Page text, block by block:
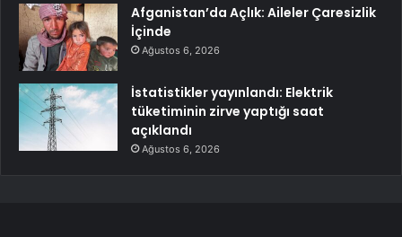
Afganistan’da Açlık: Aileler Çaresizlik
İçinde
Ağustos 6, 2026
İstatistikler yayınlandı: Elektrik
tüketiminin zirve yaptığı saat
açıklandı
Ağustos 6, 2026